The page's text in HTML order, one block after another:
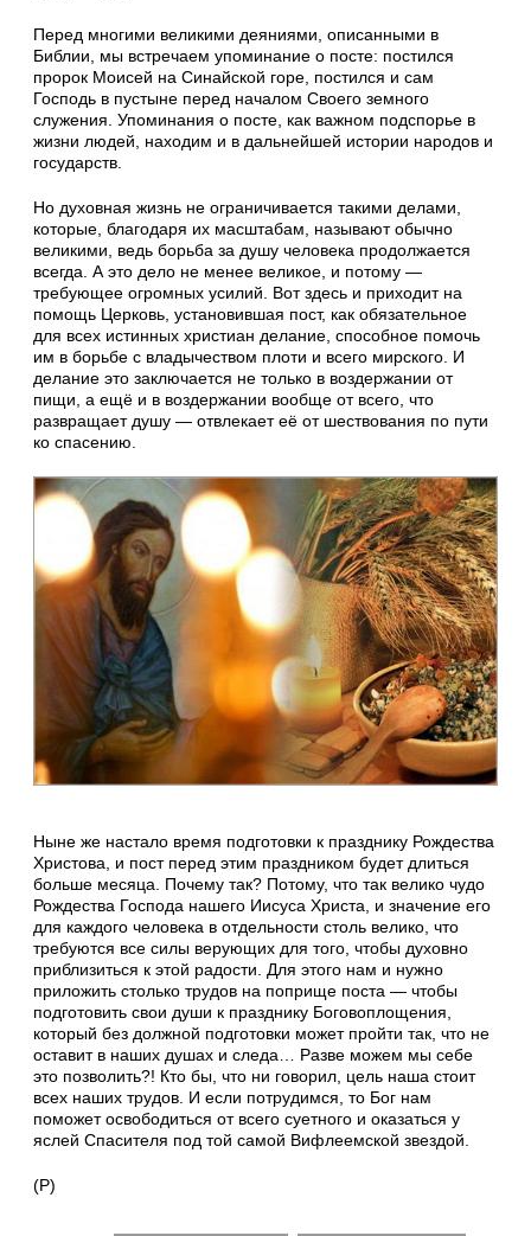
Перед многими великими деяниями, описанными в
Библии, мы встречаем упоминание о посте: постился
пророк Моисей на Синайской горе, постился и сам
Господь в пустыне перед началом Своего земного
служения. Упоминания о посте, как важном подспорье в
жизни людей, находим и в дальнейшей истории народов и
государств.
Но духовная жизнь не ограничивается такими делами,
которые, благодаря их масштабам, называют обычно
великими, ведь борьба за душу человека продолжается
всегда. А это дело не менее великое, и потому —
требующее огромных усилий. Вот здесь и приходит на
помощь Церковь, установившая пост, как обязательное
для всех истинных христиан делание, способное помочь
им в борьбе с владычеством плоти и всего мирского. И
делание это заключается не только в воздержании от
пищи, а ещё и в воздержании вообще от всего, что
развращает душу — отвлекает её от шествования по пути
ко спасению.
Ныне же настало время подготовки к празднику Рождества
Христова, и пост перед этим праздником будет длиться
больше месяца. Почему так? Потому, что так велико чудо
Рождества Господа нашего Иисуса Христа, и значение его
для каждого человека в отдельности столь велико, что
требуются все силы верующих для того, чтобы духовно
приблизиться к этой радости. Для этого нам и нужно
приложить столько трудов на поприще поста — чтобы
подготовить свои души к празднику Боговоплощения,
который без должной подготовки может пройти так, что не
оставит в наших душах и следа… Разве можем мы себе
это позволить?! Кто бы, что ни говорил, цель наша стоит
всех наших трудов. И если потрудимся, то Бог нам
поможет освободиться от всего суетного и оказаться у
яслей Спасителя под той самой Вифлеемской звездой.
(Р)